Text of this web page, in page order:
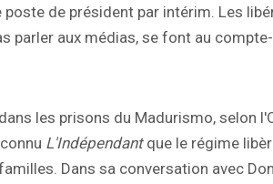
de président par intérim. Les
parler aux médias, se font au
les prisons du Madurismo, selon
L'Indépendantque le régime
Dans sa conversation avec